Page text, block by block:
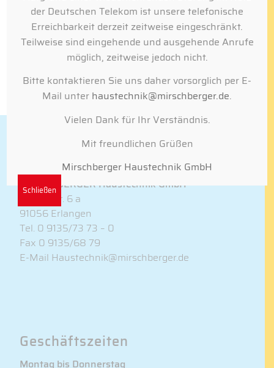
Installation für Sie vor Ort. Einfach und
professionell.
Adresse
MIRSCHBERGER Haustechnik GmbH
Marterstr. 6 a
91056 Erlangen
Tel. 0 9135/73 73 – 0
Fax 0 9135/68 79
E-Mail Haustechnik@mirschberger.de
Geschäftszeiten
Montag bis Donnerstag
der Deutschen Telekom ist unsere telefonische
Erreichbarkeit derzeit zeitweise eingeschränkt.
Teilweise sind eingehende und ausgehende Anrufe
möglich, zeitweise jedoch nicht.
Bitte kontaktieren Sie uns daher vorsorglich per E-
Mail unter haustechnik@mirschberger.de.
Vielen Dank für Ihr Verständnis.
Mit freundlichen Grüßen
Mirschberger Haustechnik GmbH
Schließen